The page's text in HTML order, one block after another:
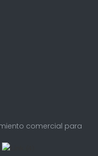
comercial para